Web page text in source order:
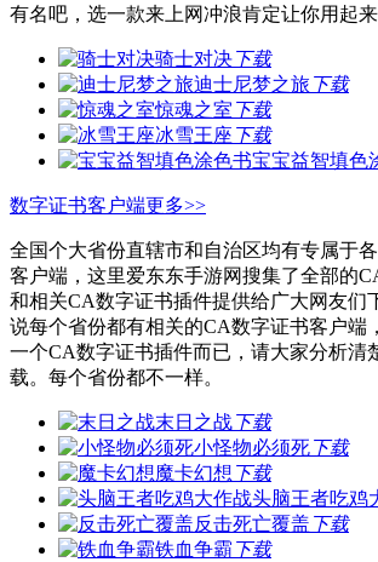
有名吧，选一款来上网冲浪肯定让你用起来
骑士对决下载
迪士尼梦之旅 下载
惊魂之室 下载
冰雪王座 下载
宝宝益智填色
数字证书客户端更多>>
全国个大省份直辖市和自治区均有专属于
客户端，这里爱东东手游网搜集了全部的
和相关CA数字证书插件提供给广大网友们
说每个省份都有相关的CA数字证书客户端
一个CA数字证书插件而已，请大家分析清
载。每个省份都不一样。
末日之战下载
小怪物必须死下载
魔卡幻想 下载
头脑王者吃鸡
反击死亡覆盖 下载
铁血争霸 下载